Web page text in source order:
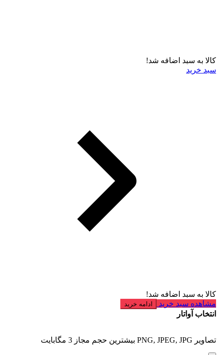
کالا به سبد اضافه شد!
سبد خرید
کالا به سبد اضافه شد!
مشاهده سبد خرید
ادامه خرید
انتخاب آواتار
تصاویر PNG, JPEG, JPG بیشترین حجم مجاز 3 مگابایت